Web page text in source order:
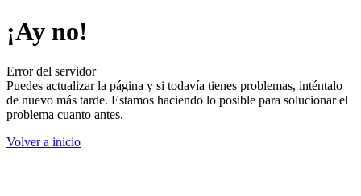
¡Ay no!
Error del servidor
Puedes actualizar la página y si todavía tienes problemas, inténtalo
de nuevo más tarde. Estamos haciendo lo posible para solucionar el
problema cuanto antes.
Volver a inicio